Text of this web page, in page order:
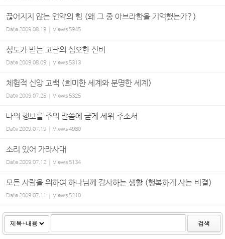
끊어지지 않는 언약의 힘 (왜 그 종 아브라함을 기억했는가?)
Date2009.08.19 Views 5945
성도가 받는 고난의 심오한 신비
Date2009.08.09 Views 5313
체험적 신앙 고백 (희미한 세계와 분명한 세계)
Date2009.07.25 Views 5325
나의 행보를 주의 말씀에 굳게 세워 주소서
Date2009.07.19 Views4980
소리 있어 가라사대
Date2009.07.12 Views 5134
모든 사람을 위하여 하나님께 감사하는 생활 (행복하게 사는 비결)
Date2009.07.11 Views 5210
검색